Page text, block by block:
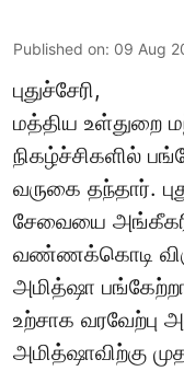
Published on: 09 Aug
புதுச்சேரி,
மத்திய உள்துறை
நிகழ்ச்சிகளில்
வருகை தந்தார்.
சேவையை
வண்ணக்கொடி
அமித்ஷா
உற்சாக வரவேற்பு
அமித்ஷாவிற்கு